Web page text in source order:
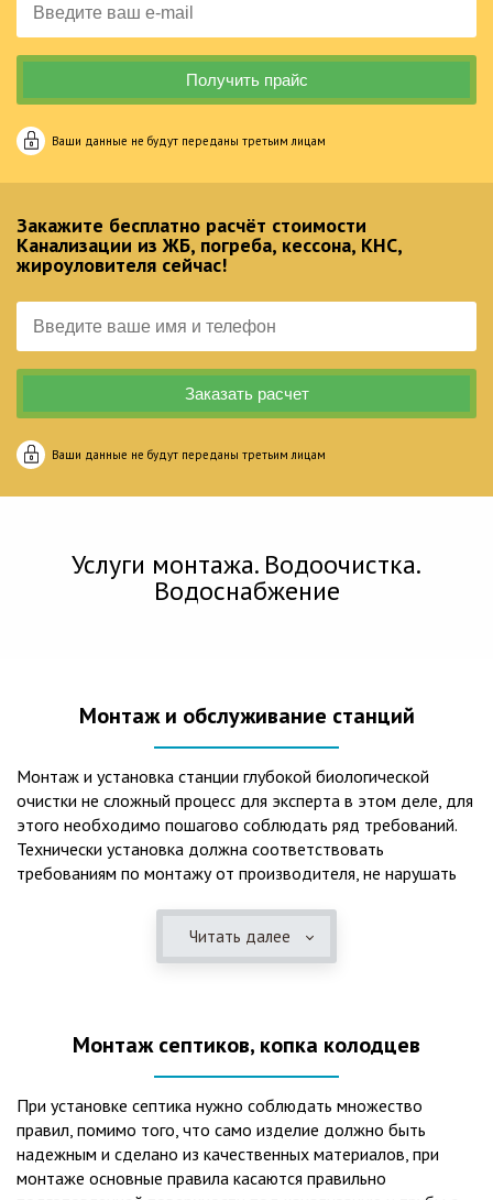
Ваши данные не будут переданы третьим лицам
Закажите бесплатно расчёт стоимости
Канализации из ЖБ, погреба, кессона, КНС,
жироуловителя сейчас!
Ваши данные не будут переданы третьим лицам
Услуги монтажа. Водоочистка.
Водоснабжение
Монтаж и обслуживание станций
Монтаж и установка станции глубокой биологической
очистки не сложный процесс для эксперта в этом деле, для
этого необходимо пошагово соблюдать ряд требований.
Технически установка должна соответствовать
требованиям по монтажу от производителя, не нарушать
представления о требованиях ПУЭ, ведь не качественный
монтаж может привезти не только к выходу из строя
вод – самый эффективный способ из всех существующих
оборудования вода может применяться для хозяйственных
нужд и полива огорода, а остатки ила при чистке могут
стать эффективным удобрением. Нет необходимости
тратить средства на ассенизаторскую машину. Системы
Читать далее
Монтаж септиков, копка колодцев
При установке септика нужно соблюдать множество
правил, помимо того, что само изделие должно быть
надежным и сделано из качественных материалов, при
монтаже основные правила касаются правильно